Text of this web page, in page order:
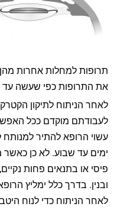
תרופות למחלות אחרות מהן
את התרופות כפי שעשה עד
לאחר הניתוח לתיקון
לעבודתם מוקדם ככל
עשוי הרופא להתיר
ימים עד שבוע. לא כן
פיסי או בתנאים פחות
ובנין. בדרך כלל ימליץ
לאחר הניתוח כדי לנוח